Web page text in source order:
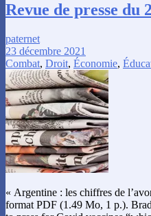
Revue de presse du
paternet
23 décembre 2021
Combat, Droit, Économie,
« Argentine : les chiffres de
format PDF (1.49 Mo, 1 p.).